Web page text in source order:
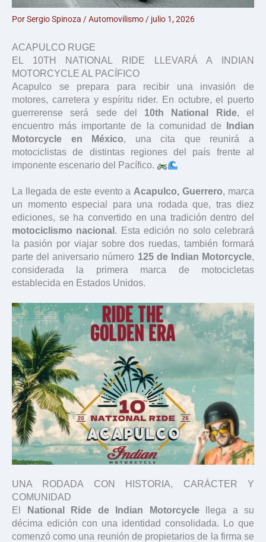
PorSergio Spinoza /Automovilismo / julio 1, 2026
ACAPULCO RUGE
EL 10TH NATIONAL RIDE LLEVARÁ A INDIAN
MOTORCYCLE AL PACÍFICO
Acapulco se prepara para recibir una invasión de
motores, carretera y espíritu rider. En octubre, el puerto
guerrerense será sede del 10th National Ride, el
encuentro más importante de la comunidad de
Indian
Motorcycle en México, una cita que reunirá a
motociclistas de distintas regiones del país frente al
imponente escenario del Pacífico.
La llegada de este evento a Acapulco, Guerrero, marca
un momento especial para una rodada que, tras diez
ediciones, se ha convertido en una tradición dentro del
motociclismo nacional . Esta edición no solo celebrará
la pasión por viajar sobre dos ruedas, también formará
parte del aniversario número 125 de Indian Motorcycle,
considerada la primera marca de motocicletas
establecida en Estados Unidos.
UNA RODADA CON HISTORIA, CARÁCTER Y
COMUNIDAD
El
National Ride de Indian Motorcyclellega a su
décima edición con una identidad consolidada. Lo que
comenzó como una reunión de propietarios de la firma se